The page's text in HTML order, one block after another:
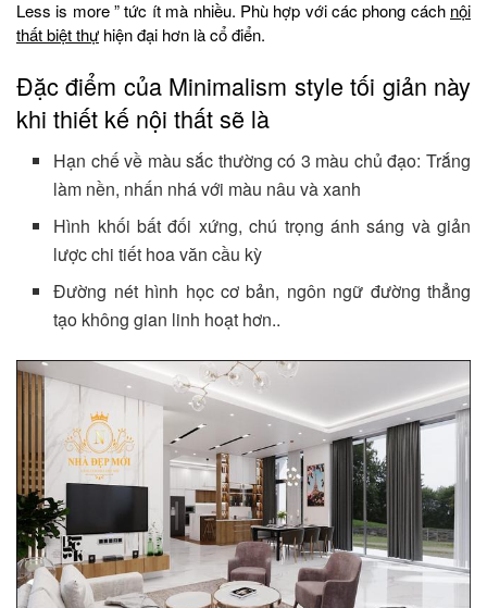
Less is more ” tức ít mà nhiều. Phù hợp với các phong cách nội
thất biệt thự hiện đại hơn là cổ điển.
Đặc điểm của Minimalism style tối giản này
khi thiết kế nội thất sẽ là
Hạn chế về màu sắc thường có 3 màu chủ đạo: Trắng
làm nền, nhấn nhá với màu nâu và xanh
Hình khối bất đối xứng, chú trọng ánh sáng và giản
lược chi tiết hoa văn cầu kỳ
Đường nét hình học cơ bản, ngôn ngữ đường thẳng
tạo không gian linh hoạt hơn..